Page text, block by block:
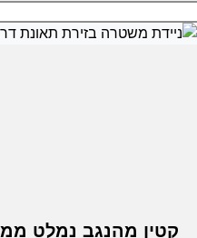
קטין מהנגב נמלט